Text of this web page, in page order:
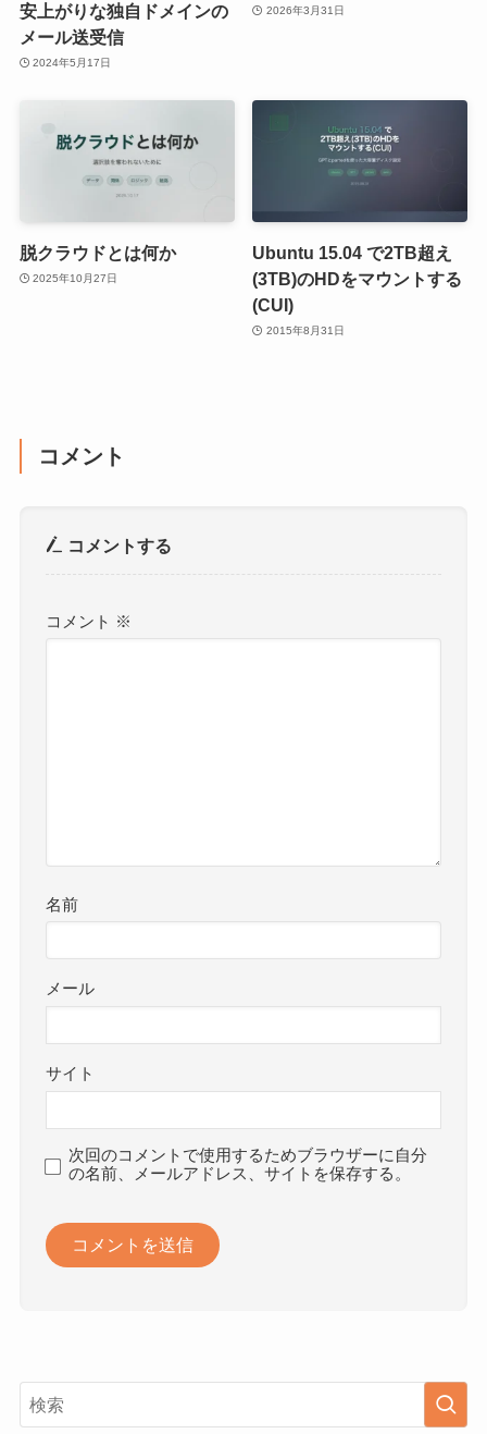
安上がりな独自ドメインの
メール送受信
2024年5月17日
2026年3月31日
脱クラウドとは何か
2025年10月27日
Ubuntu 15.04 で2TB超え
(3TB)のHDをマウントする
(CUI)
2015年8月31日
コメント
コメントする
コメント ※
名前
メール
サイト
次回のコメントで使用するためブラウザーに自分
の名前、メールアドレス、サイトを保存する。